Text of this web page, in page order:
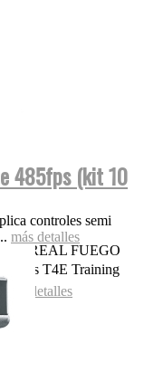
485fps (kit 10
REAL FUEGO
T4E Training
más detalles
controles semi
más detalles